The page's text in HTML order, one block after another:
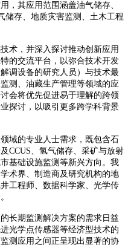
，其应用范围涵盖油气储存、
储存、地质灾害监测、土木工程
术，并深入探讨推动创新应用
的交流平台，以弥合技术开发
调设备的研究人员）与技术最
测、油藏生产管理等领域的应
会将优先促进易于理解的跨领
探讨，以吸引更多跨学科背景
域的专业人士需求，既包含石
CCUS、氢气储存、采矿与放射
基础设施监测等新兴方向。我
术界、制造商及研究机构的地
工程师、数据科学家、光学传
长期监测解决方案的需求日益
光学点传感器等经济型技术的
测应用之间正呈现出显著的协